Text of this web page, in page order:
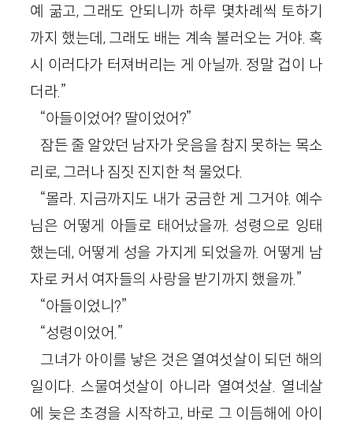
예 굶고, 그래도 안되니까 하루 몇차례씩 토하기
까지 했는데, 그래도 배는 계속 불러오는 거야. 혹
시 이러다가 터져버리는 게 아닐까. 정말 겁이 나
더라.”
“아들이었어? 딸이었어?”
잠든 줄 알았던 남자가 웃음을 참지 못하는 목소
리로, 그러나 짐짓 진지한 척 물었다.
“몰라. 지금까지도 내가 궁금한 게 그거야. 예수
님은 어떻게 아들로 태어났을까. 성령으로 잉태
했는데, 어떻게 성을 가지게 되었을까. 어떻게 남
자로 커서 여자들의 사랑을 받기까지 했을까.”
“아들이었니?”
“성령이었어.”
그녀가 아이를 낳은 것은 열여섯살이 되던 해의
일이다. 스물여섯살이 아니라 열여섯살. 열네살
에 늦은 초경을 시작하고, 바로 그 이듬해에 아이